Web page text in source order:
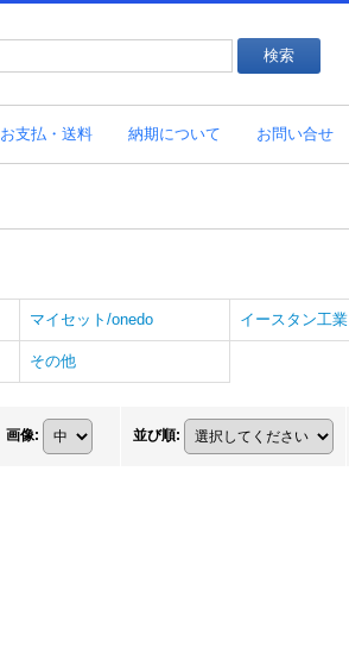
お支払・送料 納期について お問い合せ
マイセット/onedo イースタン工業
その他
画像: 並び順: